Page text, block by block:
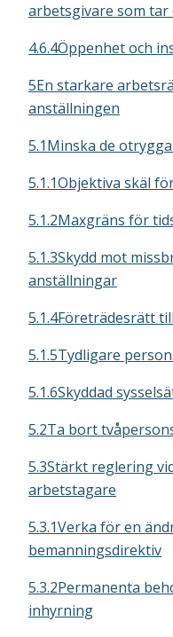
arbetsgivare som
4.6.4Öppenhet och
5En starkare
anställningen
5.1Minska de
5.1.1Objektiva skäl
5.1.2Maxgräns för
5.1.3Skydd mot
anställningar
5.1.4Företrädesrätt
5.1.5Tydligare
5.1.6Skyddad
5.2Ta bort
5.3Stärkt reglering
arbetstagare
5.3.1Verka för en
bemanningsdirektiv
5.3.2Permanenta
inhyrning